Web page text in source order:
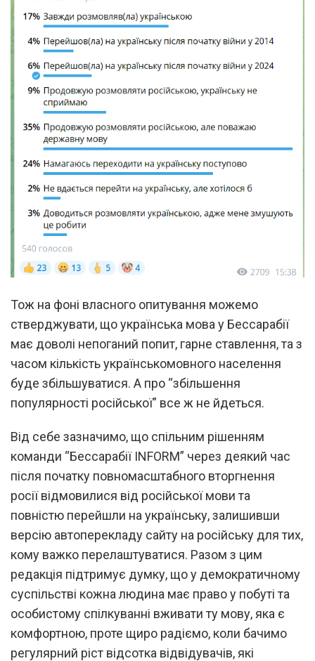
Тож на фоні власного опитування можемо
стверджувати, що українська мова у Бессарабії
має доволі непоганий попит, гарне ставлення, та з
часом кількість українськомовного населення
буде збільшуватися. А про “збільшення
популярності російської” все ж не йдеться.
Від себе зазначимо, що спільним рішенням
команди “Бессарабії INFORM” через деякий час
після початку повномасштабного вторгнення
росії відмовилися від російської мови та
повністю перейшли на українську, залишивши
версію автоперекладу сайту на російську для тих,
кому важко перелаштуватися. Разом з цим
редакція підтримує думку, що у демократичному
суспільстві кожна людина має право у побуті та
особистому спілкуванні вживати ту мову, яка є
комфортною, проте щиро радіємо, коли бачимо
регулярний ріст відсотка відвідувачів, які